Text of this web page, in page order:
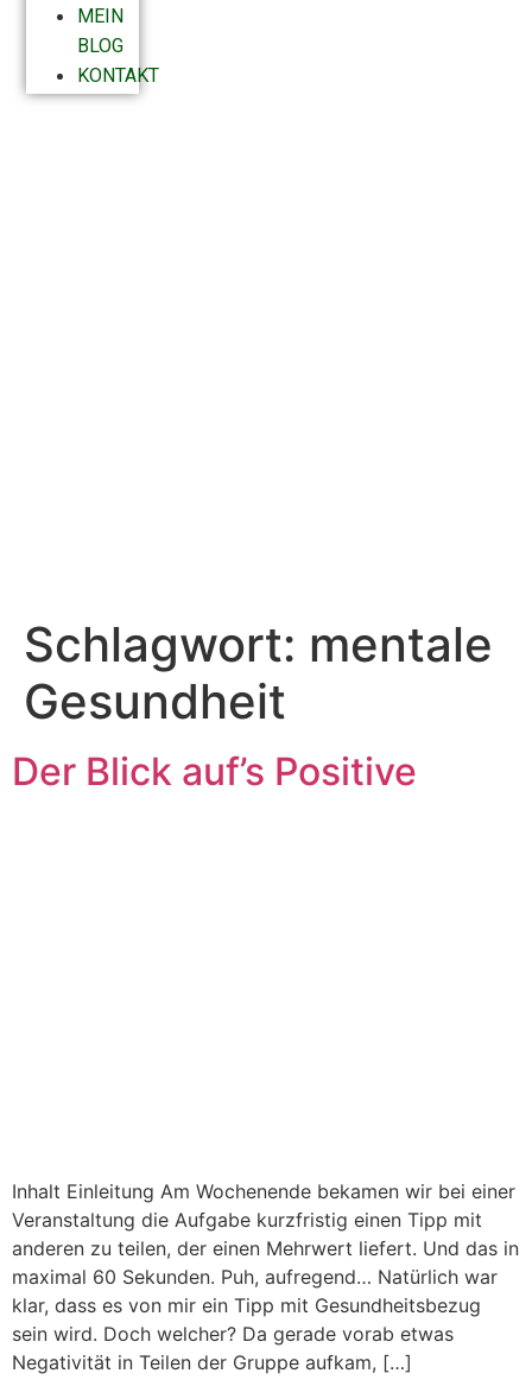
MEIN
BLOG
KONTAKT
Schlagwort: mentale
Gesundheit
Der Blick auf’s Positive
Inhalt Einleitung Am Wochenende bekamen wir bei einer
Veranstaltung die Aufgabe kurzfristig einen Tipp mit
anderen zu teilen, der einen Mehrwert liefert. Und das in
maximal 60 Sekunden. Puh, aufregend… Natürlich war
klar, dass es von mir ein Tipp mit Gesundheitsbezug
sein wird. Doch welcher? Da gerade vorab etwas
Negativität in Teilen der Gruppe aufkam, […]